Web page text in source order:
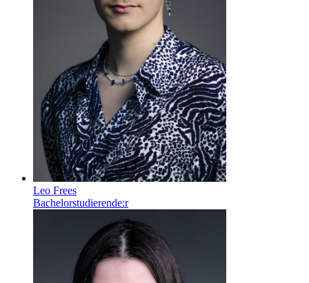
Leo Frees
Bachelorstudierende:r